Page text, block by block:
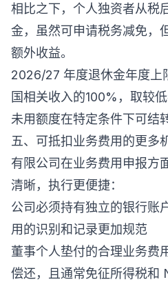
相比之下，个人独资者从税
金，虽然可申请税务减免，
额外收益。
2026/27 年度退休金年度
国相关收入的100%，取较
未用额度在特定条件下可结
五、可抵扣业务费用的更多
有限公司在业务费用申报方
清晰，执行更便捷：
公司必须持有独立的银行账
用的识别和记录更加规范
董事个人垫付的合理业务费
偿还，且通常免征所得税和